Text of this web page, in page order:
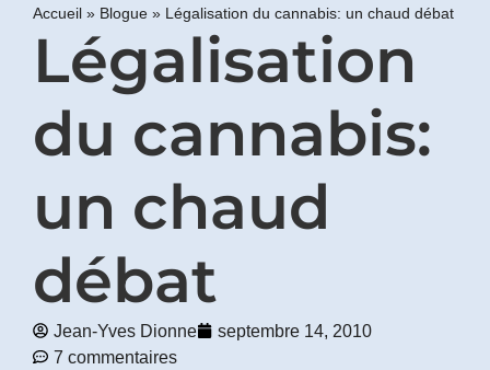
Accueil » Blogue » Légalisation du cannabis: un chaud débat
Légalisation
du cannabis:
un chaud
débat
Jean-Yves Dionne
septembre 14, 2010
7 commentaires
Obtenez
gratuitement
mon
"BONS
GRAS,
vous
incrivant
à
mon